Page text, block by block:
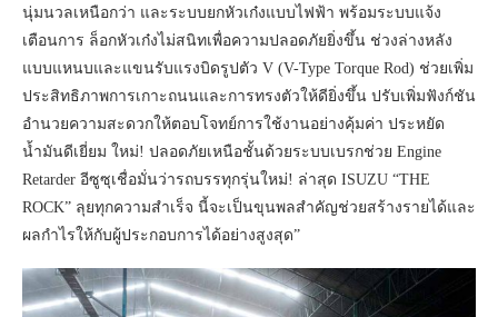
นุ่มนวลเหนือกว่า และระบบยกหัวเก๋งแบบไฟฟ้า พร้อมระบบแจ้ง
เตือนการ ล็อกหัวเก๋งไม่สนิทเพื่อความปลอดภัยยิ่งขึ้น ช่วงล่างหลัง
แบบแหนบและแขนรับแรงบิดรูปตัว V (V-Type Torque Rod) ช่วยเพิ่ม
ประสิทธิภาพการเกาะถนนและการทรงตัวให้ดียิ่งขึ้น ปรับเพิ่มฟังก์ชัน
อำนวยความสะดวกให้ตอบโจทย์การใช้งานอย่างคุ้มค่า ประหยัด
น้ำมันดีเยี่ยม ใหม่! ปลอดภัยเหนือชั้นด้วยระบบเบรกช่วย Engine
Retarder อีซูซุเชื่อมั่นว่ารถบรรทุกรุ่นใหม่! ล่าสุด ISUZU “THE
ROCK” ลุยทุกความสำเร็จ นี้จะเป็นขุนพลสำคัญช่วยสร้างรายได้และ
ผลกำไรให้กับผู้ประกอบการได้อย่างสูงสุด”